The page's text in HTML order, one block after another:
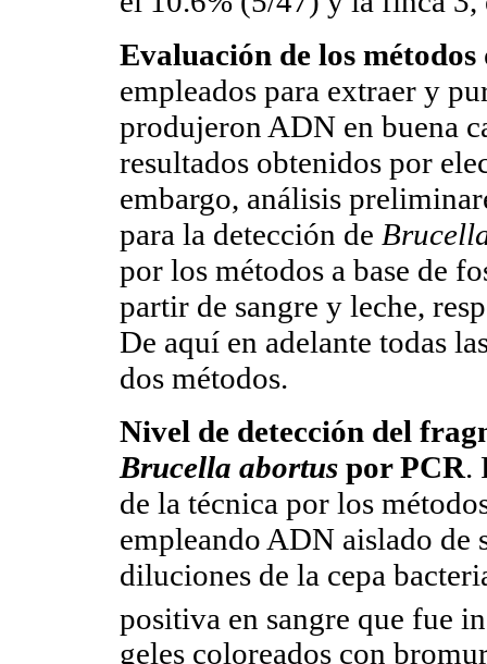
Evaluación de los
empleados para extraer y
produjeron ADN en buena
resultados obtenidos por
embargo, análisis
para la detección de
por los métodos a base de
partir de sangre y leche,
De aquí en adelante todas
dos métodos.
Nivel de detección del
Brucella abortus por PCR.
de la técnica por los
empleando ADN aislado de
diluciones de la cepa
positiva en sangre que fue
geles coloreados con